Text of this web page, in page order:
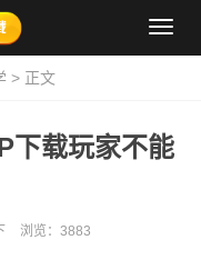
导
> 正文
下载玩家不能
浏览： 3883